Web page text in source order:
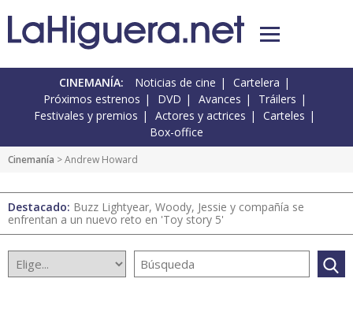
CINEMANÍA: Noticias de cine
Cartelera
Próximos estrenos
DVD Avances
Tráilers
Festivales y premios
Actores y actrices
Carteles
Box-office
Cinemanía > Andrew Howard
Destacado: Buzz Lightyear, Woody, Jessie y compañía se
enfrentan a un nuevo reto en 'Toy story 5'